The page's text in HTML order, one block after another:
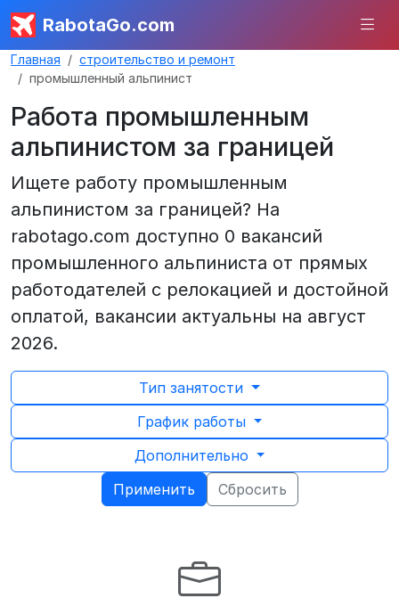
RabotaGo.com
Главная
строительство и ремонт
промышленный альпинист
Работа промышленным
альпинистом за границей
Ищете работу промышленным
альпинистом за границей? На
rabotago.com доступно 0 вакансий
промышленного альпиниста от прямых
работодателей с релокацией и достойной
оплатой, вакансии актуальны на август
2026.
Тип занятости
График работы
Дополнительно
Применить
Сбросить